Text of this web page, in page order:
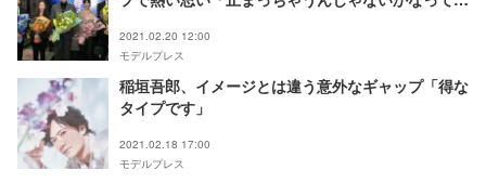
2021.02.20 12:00
モデルプレス
稲垣吾郎、イメージとは違う意外なギャップ「得な
タイプです」
2021.02.18 17:00
モデルプレス